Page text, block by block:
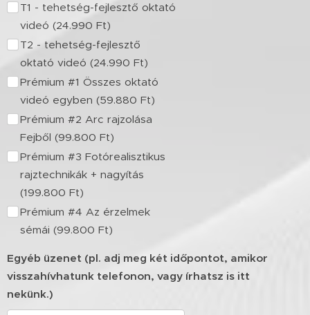
T1 - tehetség-fejlesztő oktató
videó (24.990 Ft)
T2 - tehetség-fejlesztő
oktató videó (24.990 Ft)
Prémium #1 Összes oktató
videó egyben (59.880 Ft)
Prémium #2 Arc rajzolása
Fejből (99.800 Ft)
Prémium #3 Fotórealisztikus
rajztechnikák + nagyítás
(199.800 Ft)
Prémium #4 Az érzelmek
sémái (99.800 Ft)
Egyéb üzenet (pl. adj meg két időpontot, amikor
visszahívhatunk telefonon, vagy írhatsz is itt
nekünk.)